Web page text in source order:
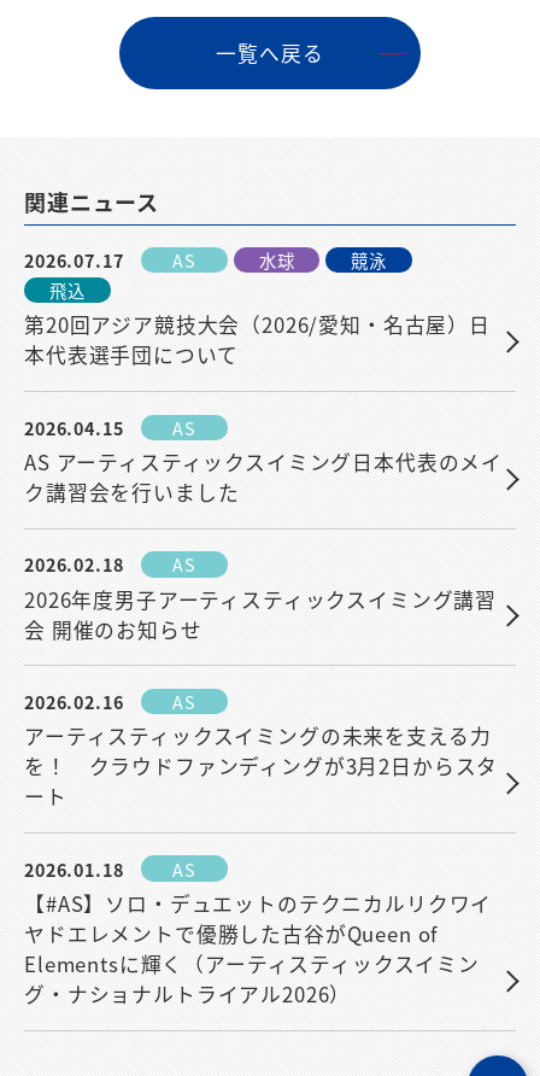
⼀覧へ戻る
関連ニュース
2026.07.17 AS 水球
競泳
飛込
第20回アジア競技大会（2026/愛知・名古屋）日
本代表選手団について
2026.04.15 AS
AS アーティスティックスイミング日本代表のメイ
ク講習会を行いました
2026.02.18 AS
2026年度男子アーティスティックスイミング講習
会 開催のお知らせ
2026.02.16 AS
アーティスティックスイミングの未来を支える力
を！ クラウドファンディングが3月2日からスタ
ート
2026.01.18 AS
【#AS】ソロ・デュエットのテクニカルリクワイ
ヤドエレメントで優勝した古谷がQueen of
Elementsに輝く（アーティスティックスイミン
グ・ナショナルトライアル2026）